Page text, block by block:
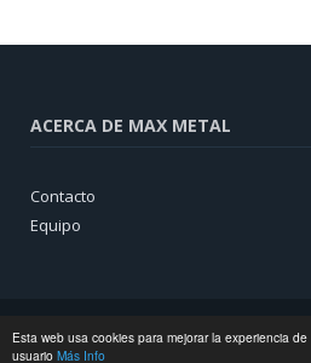
Esta web usa cookies para mejorar la experiencia de
usuario Más Info
ACERCA DE MAX METAL
Contacto
Equipo